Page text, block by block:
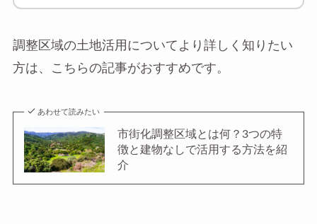
調整区域の土地活用についてより詳しく知りたい
方は、こちらの記事がおすすめです。
あわせて読みたい
市街化調整区域とは何？3つの特
徴と建物なしで活用する方法を紹
介